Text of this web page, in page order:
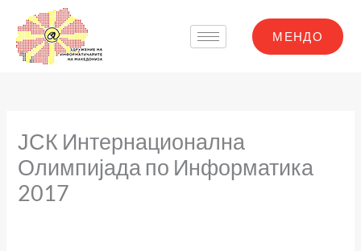
content
МЕНДО
ЈСК Интернационална
Олимпијада по Информатика
2017